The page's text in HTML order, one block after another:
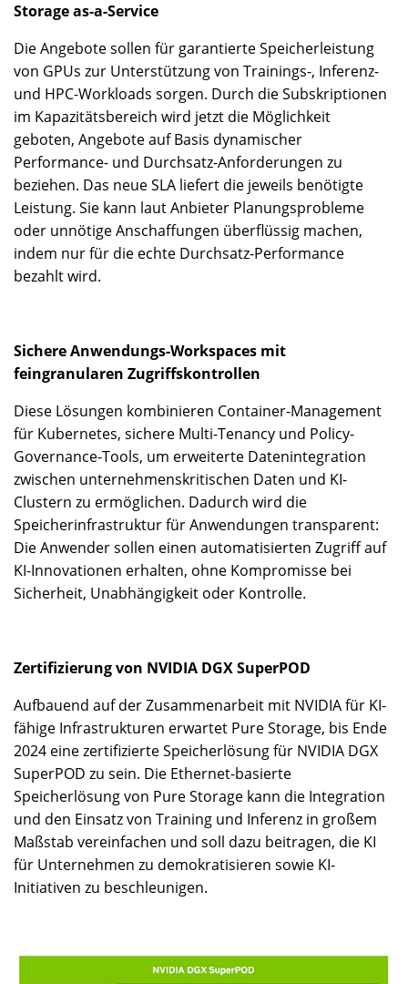
Storage as-a-Service
Die Angebote sollen für garantierte Speicherleistung
von GPUs zur Unterstützung von Trainings-, Inferenz-
und HPC-Workloads sorgen. Durch die Subskriptionen
im Kapazitätsbereich wird jetzt die Möglichkeit
geboten, Angebote auf Basis dynamischer
Performance- und Durchsatz-Anforderungen zu
beziehen. Das neue SLA liefert die jeweils benötigte
Leistung. Sie kann laut Anbieter Planungsprobleme
oder unnötige Anschaffungen überflüssig machen,
indem nur für die echte Durchsatz-Performance
bezahlt wird.
Sichere Anwendungs-Workspaces mit
feingranularen Zugriffskontrollen
Diese Lösungen kombinieren Container-Management
für Kubernetes, sichere Multi-Tenancy und Policy-
Governance-Tools, um erweiterte Datenintegration
zwischen unternehmenskritischen Daten und KI-
Clustern zu ermöglichen. Dadurch wird die
Speicherinfrastruktur für Anwendungen transparent:
Die Anwender sollen einen automatisierten Zugriff auf
KI-Innovationen erhalten, ohne Kompromisse bei
Sicherheit, Unabhängigkeit oder Kontrolle.
Zertifizierung von NVIDIA DGX SuperPOD
Aufbauend auf der Zusammenarbeit mit NVIDIA für KI-
fähige Infrastrukturen erwartet Pure Storage, bis Ende
2024 eine zertifizierte Speicherlösung für NVIDIA DGX
SuperPOD zu sein. Die Ethernet-basierte
Speicherlösung von Pure Storage kann die Integration
und den Einsatz von Training und Inferenz in großem
Maßstab vereinfachen und soll dazu beitragen, die KI
für Unternehmen zu demokratisieren sowie KI-
Initiativen zu beschleunigen.